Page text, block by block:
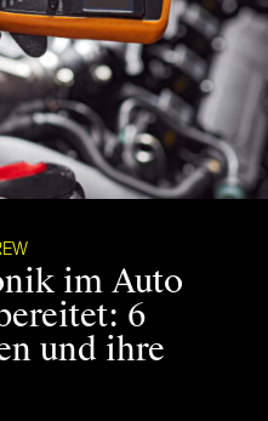
im Auto
6
und ihre